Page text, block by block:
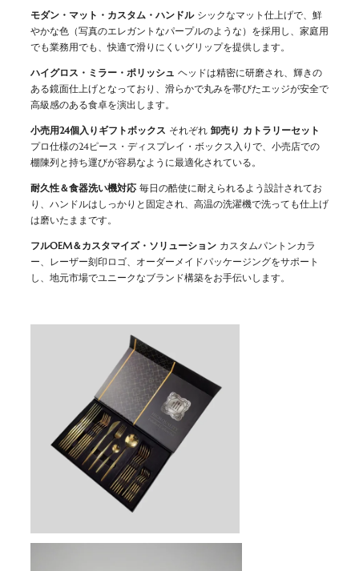
モダン・マット・カスタム・ハンドルシックなマット仕上げで、鮮
やかな色（写真のエレガントなパープルのような）を採用し、家庭用
でも業務用でも、快適で滑りにくいグリップを提供します。
ハイグロス・ミラー・ポリッシュ ヘッドは精密に研磨され、輝きの
ある鏡面仕上げとなっており、滑らかで丸みを帯びたエッジが安全で
高級感のある食卓を演出します。
小売用24個入りギフトボックス それぞれ 卸売り カトラリーセット
プロ仕様の24ピース・ディスプレイ・ボックス入りで、小売店での
棚陳列と持ち運びが容易なように最適化されている。
耐久性＆食器洗い機対応毎日の酷使に耐えられるよう設計されてお
り、ハンドルはしっかりと固定され、高温の洗濯機で洗っても仕上げ
は磨いたままです。
フルOEM＆カスタマイズ・ソリューションカスタムパントンカラ
ー、レーザー刻印ロゴ、オーダーメイドパッケージングをサポート
し、地元市場でユニークなブランド構築をお手伝いします。